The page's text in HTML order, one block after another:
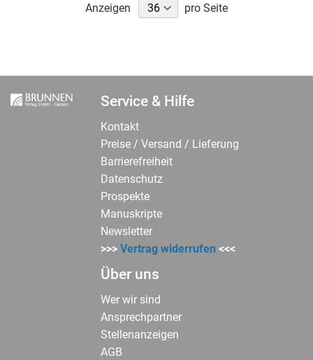
Anzeigen pro Seite
Service & Hilfe
Kontakt
Preise / Versand / Lieferung
Barrierefreiheit
Datenschutz
Prospekte
Manuskripte
Newsletter
>>>Vertrag widerrufen <<<
Über uns
Wer wir sind
Ansprechpartner
Stellenanzeigen
AGB